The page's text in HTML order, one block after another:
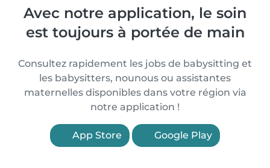
Avec notre application, le soin
est toujours à portée de main
Consultez rapidement les jobs de babysitting et
les babysitters, nounous ou assistantes
maternelles disponibles dans votre région via
notre application !
App Store Google Play